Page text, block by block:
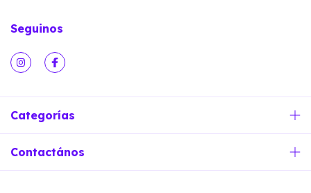
Seguinos
Categorías
Contactános